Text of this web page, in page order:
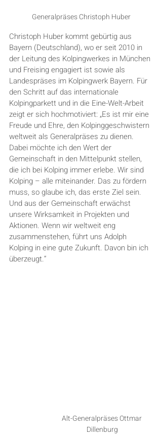
Generalpräses Christoph Huber
Christoph Huber kommt gebürtig aus
Bayern (Deutschland), wo er seit 2010 in
der Leitung des Kolpingwerkes in München
und Freising engagiert ist sowie als
Landespräses im Kolpingwerk Bayern. Für
den Schritt auf das internationale
Kolpingparkett und in die Eine-Welt-Arbeit
zeigt er sich hochmotiviert: „Es ist mir eine
Freude und Ehre, den Kolpinggeschwistern
weltweit als Generalpräses zu dienen.
Dabei möchte ich den Wert der
Gemeinschaft in den Mittelpunkt stellen,
die ich bei Kolping immer erlebe. Wir sind
Kolping – alle miteinander. Das zu fördern
muss, so glaube ich, das erste Ziel sein.
Und aus der Gemeinschaft erwächst
unsere Wirksamkeit in Projekten und
Aktionen. Wenn wir weltweit eng
zusammenstehen, führt uns Adolph
Kolping in eine gute Zukunft. Davon bin ich
überzeugt.“
Alt-Generalpräses Ottmar
Dillenburg